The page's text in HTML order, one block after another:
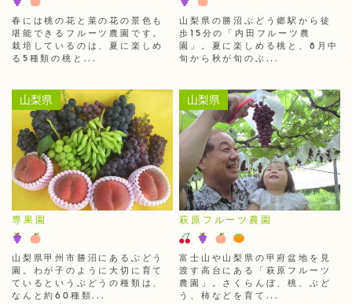
春には桃の花と菜の花の景色も
堪能できるフルーツ農園です。
栽培しているのは、夏に楽しめ
る5種類の桃と...
山梨県の勝沼ぶどう郷駅から徒
歩15分の「内田フルーツ農
園」。夏に楽しめる桃と、8月中
旬から秋が旬のぶ...
山梨県
専果園
山梨県甲州市勝沼にあるぶどう
園。わが子のように大切に育て
ているというぶどうの種類は、
なんと約60種類...
山梨県
萩原フルーツ農園
富士山や山梨県の甲府盆地を見
渡す高台にある「萩原フルーツ
農園」。さくらんぼ、桃、ぶど
う、柿などを育て...